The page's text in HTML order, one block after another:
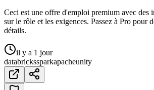
Ceci est une offre d'emploi premium avec des
sur le rôle et les exigences. Passez à Pro pour
détails.
il y a 1 jour
databrickssparkapacheunity